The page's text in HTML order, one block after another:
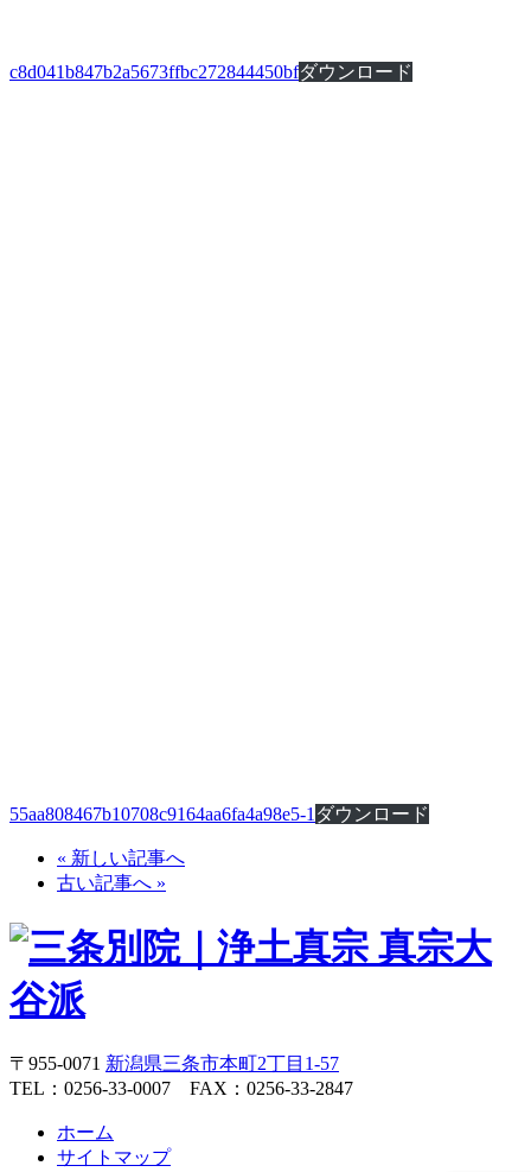
c8d041b847b2a5673ffbc272844450bfダウンロード
55aa808467b10708c9164aa6fa4a98e5-1ダウンロード
« 新しい記事へ
古い記事へ »
〒955-0071 新潟県三条市本町2丁目1-57
TEL：0256-33-0007 FAX：0256-33-2847
ホーム
サイトマップ